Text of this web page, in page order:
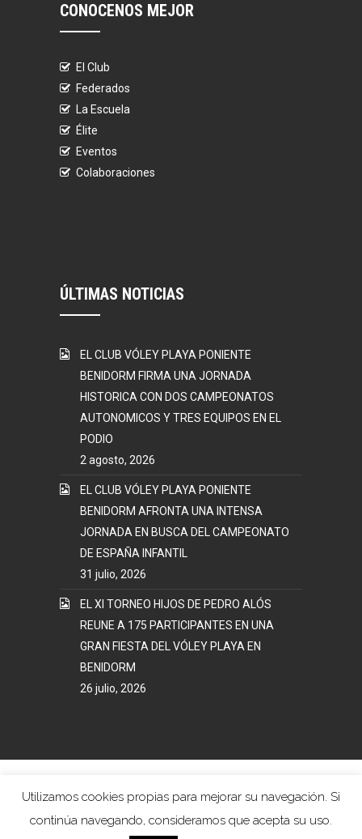
CONOCENOS MEJOR
El Club
Federados
La Escuela
Élite
Eventos
Colaboraciones
ÚLTIMAS NOTICIAS
EL CLUB VÓLEY PLAYA PONIENTE
BENIDORM FIRMA UNA JORNADA
HISTORICA CON DOS CAMPEONATOS
AUTONOMICOS Y TRES EQUIPOS EN EL
PODIO
2 agosto, 2026
EL CLUB VÓLEY PLAYA PONIENTE
BENIDORM AFRONTA UNA INTENSA
JORNADA EN BUSCA DEL CAMPEONATO
DE ESPAÑA INFANTIL
31 julio, 2026
EL XI TORNEO HIJOS DE PEDRO ALÓS
REUNE A 175 PARTICIPANTES EN UNA
GRAN FIESTA DEL VÓLEY PLAYA EN
BENIDORM
26 julio, 2026
Política Privacidad
Voley Playa Poniente Benidorm © 2017. Todos los
Utilizamos cookies propias para mejorar su navegación. Si
continúa navegando, consideramos que acepta su uso.